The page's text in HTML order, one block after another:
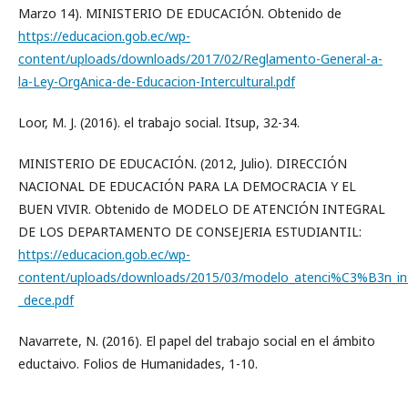
Marzo 14). MINISTERIO DE EDUCACIÓN. Obtenido de
https://educacion.gob.ec/wp-
content/uploads/downloads/2017/02/Reglamento-General-a-
la-Ley-OrgAnica-de-Educacion-Intercultural.pdf
Loor, M. J. (2016). el trabajo social. Itsup, 32-34.
MINISTERIO DE EDUCACIÓN. (2012, Julio). DIRECCIÓN
NACIONAL DE EDUCACIÓN PARA LA DEMOCRACIA Y EL
BUEN VIVIR. Obtenido de MODELO DE ATENCIÓN INTEGRAL
DE LOS DEPARTAMENTO DE CONSEJERIA ESTUDIANTIL:
https://educacion.gob.ec/wp-
content/uploads/downloads/2015/03/
_dece.pdf
Navarrete, N. (2016). El papel del trabajo social en el ámbito
eductaivo. Folios de Humanidades, 1-10.